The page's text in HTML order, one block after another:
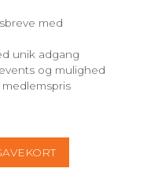
med
unik adgang
og mulighed